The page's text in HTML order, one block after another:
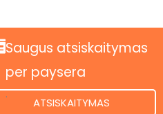
Saugus atsiskaitymas
per paysera
.
ATSISKAITYMAS